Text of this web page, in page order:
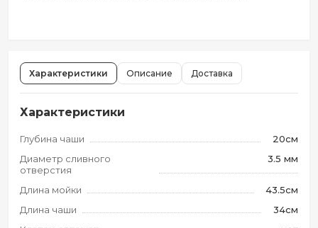
Характеристики Описание Доставка
Характеристики
Глубина чаши
20см
Диаметр сливного
отверстия
3.5 мм
Длина мойки
43.5см
Длина чаши
34см